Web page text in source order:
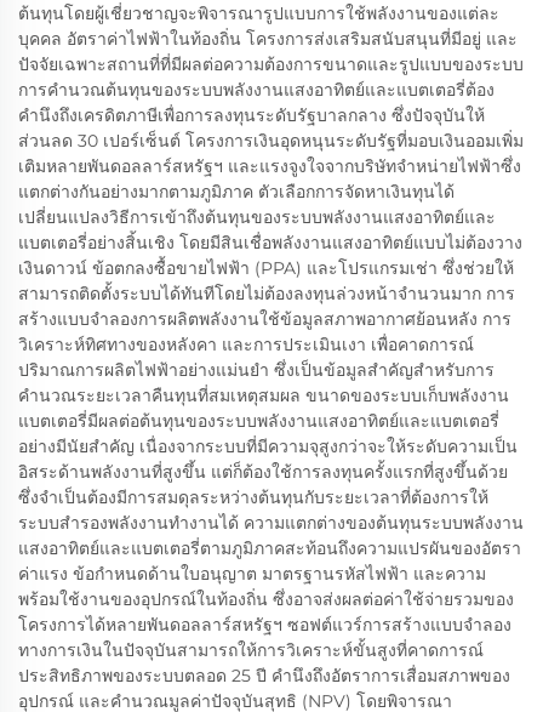
ต้นทุนโดยผู้เชี่ยวชาญจะพิจารณารูปแบบการใช้พลังงานของแต่ละ
บุคคล อัตราค่าไฟฟ้าในท้องถิ่น โครงการส่งเสริมสนับสนุนที่มีอยู่ และ
ปัจจัยเฉพาะสถานที่ที่มีผลต่อความต้องการขนาดและรูปแบบของระบบ
การคำนวณต้นทุนของระบบพลังงานแสงอาทิตย์และแบตเตอรี่ต้อง
คำนึงถึงเครดิตภาษีเพื่อการลงทุนระดับรัฐบาลกลาง ซึ่งปัจจุบันให้
ส่วนลด 30 เปอร์เซ็นต์ โครงการเงินอุดหนุนระดับรัฐที่มอบเงินออมเพิ่ม
เติมหลายพันดอลลาร์สหรัฐฯ และแรงจูงใจจากบริษัทจำหน่ายไฟฟ้าซึ่ง
แตกต่างกันอย่างมากตามภูมิภาค ตัวเลือกการจัดหาเงินทุนได้
เปลี่ยนแปลงวิธีการเข้าถึงต้นทุนของระบบพลังงานแสงอาทิตย์และ
แบตเตอรี่อย่างสิ้นเชิง โดยมีสินเชื่อพลังงานแสงอาทิตย์แบบไม่ต้องวาง
เงินดาวน์ ข้อตกลงซื้อขายไฟฟ้า (PPA) และโปรแกรมเช่า ซึ่งช่วยให้
สามารถติดตั้งระบบได้ทันทีโดยไม่ต้องลงทุนล่วงหน้าจำนวนมาก การ
สร้างแบบจำลองการผลิตพลังงานใช้ข้อมูลสภาพอากาศย้อนหลัง การ
วิเคราะห์ทิศทางของหลังคา และการประเมินเงา เพื่อคาดการณ์
ปริมาณการผลิตไฟฟ้าอย่างแม่นยำ ซึ่งเป็นข้อมูลสำคัญสำหรับการ
คำนวณระยะเวลาคืนทุนที่สมเหตุสมผล ขนาดของระบบเก็บพลังงาน
แบตเตอรี่มีผลต่อต้นทุนของระบบพลังงานแสงอาทิตย์และแบตเตอรี่
อย่างมีนัยสำคัญ เนื่องจากระบบที่มีความจุสูงกว่าจะให้ระดับความเป็น
อิสระด้านพลังงานที่สูงขึ้น แต่ก็ต้องใช้การลงทุนครั้งแรกที่สูงขึ้นด้วย
ซึ่งจำเป็นต้องมีการสมดุลระหว่างต้นทุนกับระยะเวลาที่ต้องการให้
ระบบสำรองพลังงานทำงานได้ ความแตกต่างของต้นทุนระบบพลังงาน
แสงอาทิตย์และแบตเตอรี่ตามภูมิภาคสะท้อนถึงความแปรผันของอัตรา
ค่าแรง ข้อกำหนดด้านใบอนุญาต มาตรฐานรหัสไฟฟ้า และความ
พร้อมใช้งานของอุปกรณ์ในท้องถิ่น ซึ่งอาจส่งผลต่อค่าใช้จ่ายรวมของ
โครงการได้หลายพันดอลลาร์สหรัฐฯ ซอฟต์แวร์การสร้างแบบจำลอง
ทางการเงินในปัจจุบันสามารถให้การวิเคราะห์ขั้นสูงที่คาดการณ์
ประสิทธิภาพของระบบตลอด 25 ปี คำนึงถึงอัตราการเสื่อมสภาพของ
อุปกรณ์ และคำนวณมูลค่าปัจจุบันสุทธิ (NPV) โดยพิจารณา